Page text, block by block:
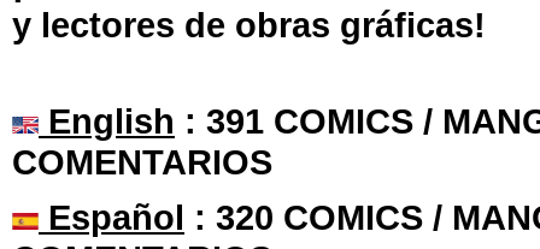
y lectores de obras gráficas!
English : 391 COMICS /
COMENTARIOS
Español : 320 COMICS /